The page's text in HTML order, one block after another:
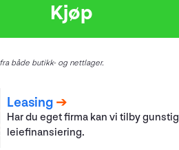
Kjøp
både butikk- og nettlager.
Leasing
Har du eget firma kan vi tilby gunstig
leiefinansiering.